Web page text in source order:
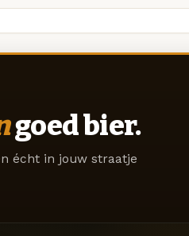
goed bier.
écht in jouw straatje